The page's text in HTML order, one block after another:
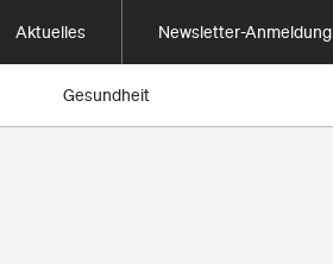
Aktuelles Newsletter-Anmeldung
Gesundheit